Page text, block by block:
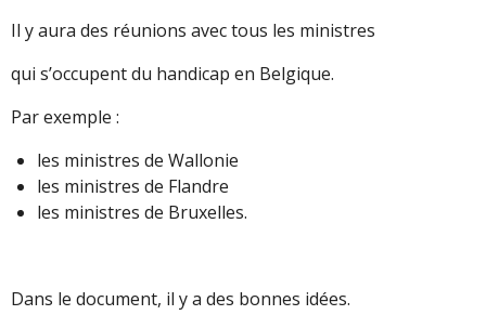
Il y aura des réunions avec tous les ministres
qui s’occupent du handicap en Belgique.
Par exemple :
les ministres de Wallonie
les ministres de Flandre
les ministres de Bruxelles.
Dans le document, il y a des bonnes idées.